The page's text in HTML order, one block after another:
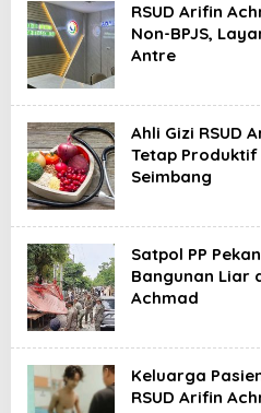
RSUD Arifin
Non-BPJS,
Antre
Ahli Gizi RSUD
Tetap Produktif
Seimbang
Satpol PP
Bangunan Liar
Achmad
Keluarga
RSUD Arifin